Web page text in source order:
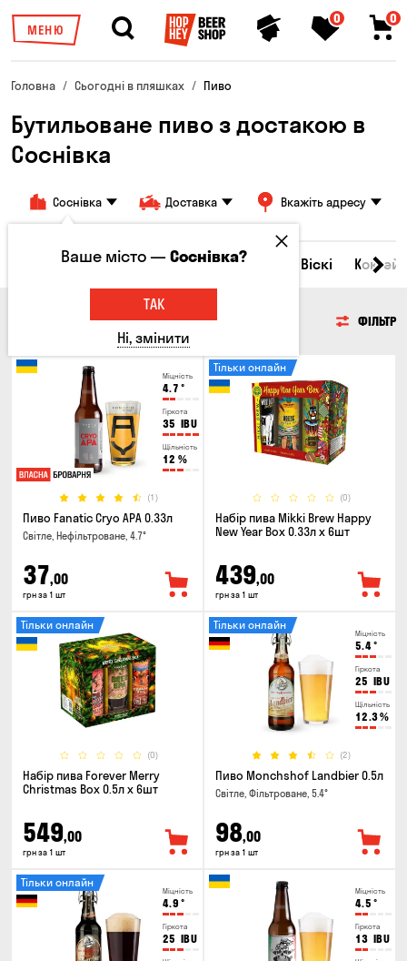
МЕНЮ
0 0
Головна Сьогодні в пляшках Пиво
Бутильоване пиво з достакою в
Соснівка
Соснівка Доставка Вкажіть адресу
Всі товари Пиво Сидр Віскі
ФІЛЬТР
Міцність
4.7 °
Гіркота
35 IBU
Щільність
12 %
(1)
Пиво Fanatic Cryo APA 0.33л
Світле, Нефільтроване, 4.7°
37,00
грн за 1 шт
(0)
Тільки онлайн
Набір пива Mikki Brew Happy
New Year Box 0.33л x 6шт
439,00
грн за 1 шт
(0)
Тільки онлайн
Набір пива Forever Merry
Christmas Box 0.5л x 6шт
549,00
грн за 1 шт
Міцність
5.4°
Гіркота
25 IBU
Щільність
12.3%
(2)
Тільки онлайн
Пиво Monchshof Landbier 0.5л
Світле, Фільтроване, 5.4°
98,00
грн за 1 шт
Міцність
4.9 °
Гіркота
25 IBU
Тільки онлайн
Міцність
4.5 °
Гіркота
13 IBU
Ваше місто —Соснівка?
ТАК
Ні, змінити